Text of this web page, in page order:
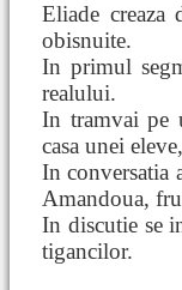
Eliade creaza
obisnuite.
In primul
realului.
In tramvai pe
casa unei
In conversatia
Amandoua,
In discutie se
tigancilor.